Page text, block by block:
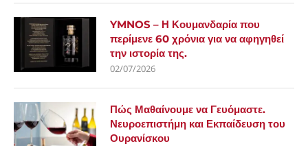
YMNOS – Η Κουμανδαρία που
περίμενε 60 χρόνια για να αφηγηθεί
την ιστορία της.
02/07/2026
Πώς Μαθαίνουμε να Γευόμαστε.
Νευροεπιστήμη και Εκπαίδευση του
Ουρανίσκου